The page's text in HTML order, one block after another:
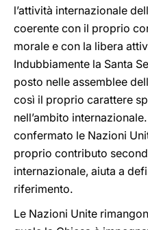
l’attività internazionale
coerente con il proprio
morale e con la libera
Indubbiamente la Santa
posto nelle assemblee
così il proprio carattere
nell’ambito
confermato le Nazioni
proprio contributo
internazionale, aiuta a
riferimento.
Le Nazioni Unite